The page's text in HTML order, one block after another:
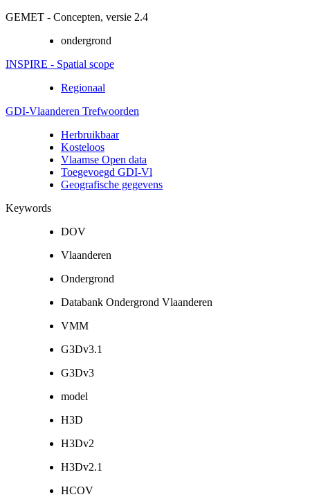
GEMET - Concepten, versie 2.4
ondergrond
INSPIRE - Spatial scope
Regionaal
GDI-Vlaanderen Trefwoorden
Herbruikbaar
Kosteloos
Vlaamse Open data
Toegevoegd GDI-Vl
Geografische gegevens
Keywords
DOV
Vlaanderen
Ondergrond
Databank Ondergrond Vlaanderen
VMM
G3Dv3.1
G3Dv3
model
H3D
H3Dv2
H3Dv2.1
HCOV